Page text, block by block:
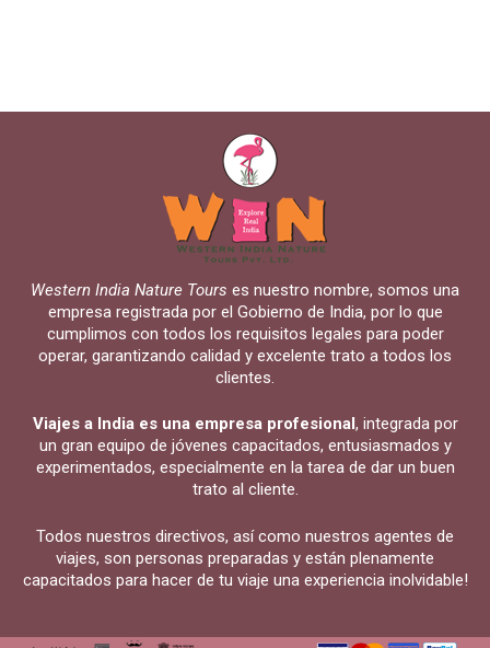
Western India Nature Tours es nuestro nombre, somos una
empresa registrada por el Gobierno de India, por lo que
cumplimos con todos los requisitos legales para poder
operar, garantizando calidad y excelente trato a todos los
clientes.
Viajes a India es una empresa profesional , integrada por
un gran equipo de jóvenes capacitados, entusiasmados y
experimentados, especialmente en la tarea de dar un buen
trato al cliente.
Todos nuestros directivos, así como nuestros agentes de
viajes, son personas preparadas y están plenamente
capacitados para hacer de tu viaje una experiencia inolvidable!